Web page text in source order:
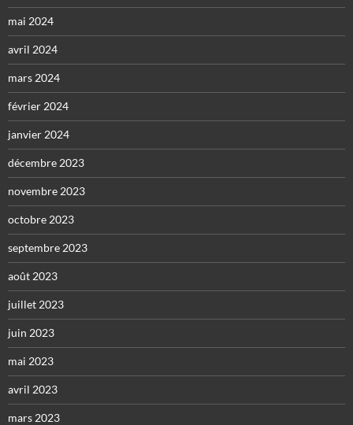
mai 2024
avril 2024
mars 2024
février 2024
janvier 2024
décembre 2023
novembre 2023
octobre 2023
septembre 2023
août 2023
juillet 2023
juin 2023
mai 2023
avril 2023
mars 2023